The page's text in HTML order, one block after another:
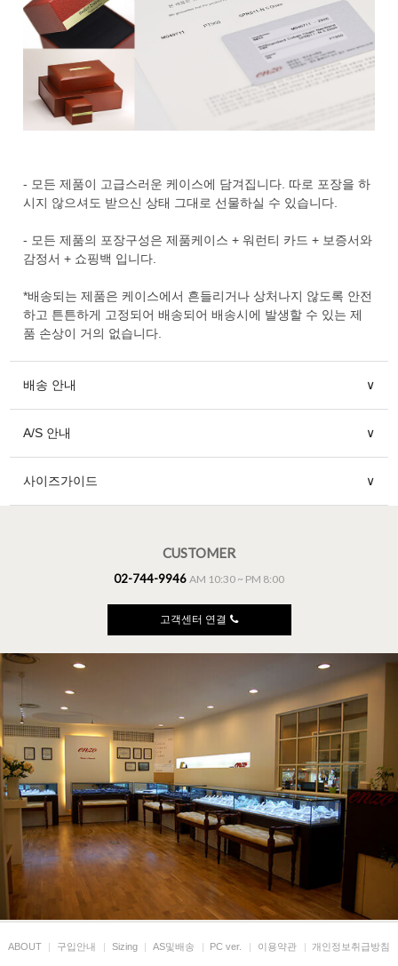
- 모든 제품이 고급스러운 케이스에 담겨집니다. 따로 포장을 하
시지 않으셔도 받으신 상태 그대로 선물하실 수 있습니다.
- 모든 제품의 포장구성은 제품케이스 + 워런티 카드 + 보증서와
감정서 + 쇼핑백 입니다.
*배송되는 제품은 케이스에서 흔들리거나 상처나지 않도록 안전
하고 튼튼하게 고정되어 배송되어 배송시에 발생할 수 있는 제
품 손상이 거의 없습니다.
배송 안내 ∨
A/S 안내 ∨
사이즈가이드 ∨
CUSTOMER
02-744-9946 AM 10:30 ~ PM 8:00
고객센터 연결
ABOUT | 구입안내 | Sizing | AS및배송 | PC ver. | 이용약관 | 개인정보취급방침